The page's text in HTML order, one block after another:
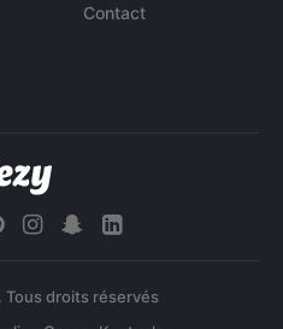
Contact
Tous droits réservés